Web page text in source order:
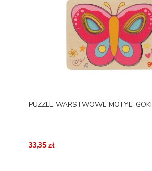
PUZZLE WARSTWOWE MOTYL, GOKI
33,35 zł